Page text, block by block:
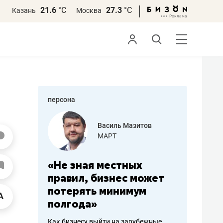
Казань 21.6 °С Москва 27.3 °С
персона
работа
Василь Мазитов
МАРТ
«Не зная местных
правил, бизнес может
потерять минимум
полгода»